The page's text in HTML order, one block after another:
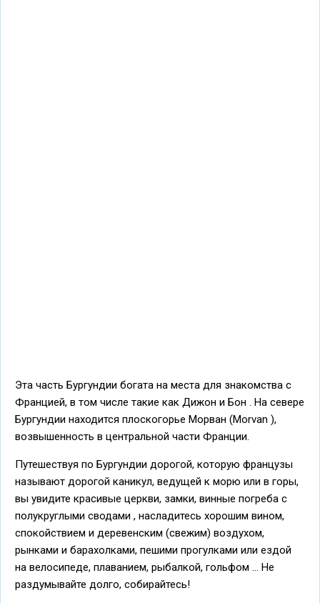
Эта часть Бургундии богата на места для знакомства с
Францией, в том числе такие как Дижон и Бон . На севере
Бургундии находится плоскогорье Морван (Morvan ),
возвышенность в центральной части Франции.
Путешествуя по Бургундии дорогой, которую французы
называют дорогой каникул, ведущей к морю или в горы,
вы увидите красивые церкви, замки, винные погреба с
полукруглыми сводами , насладитесь хорошим вином,
спокойствием и деревенским (свежим) воздухом,
рынками и барахолками, пешими прогулками или ездой
на велосипеде, плаванием, рыбалкой, гольфом ... Не
раздумывайте долго, собирайтесь!